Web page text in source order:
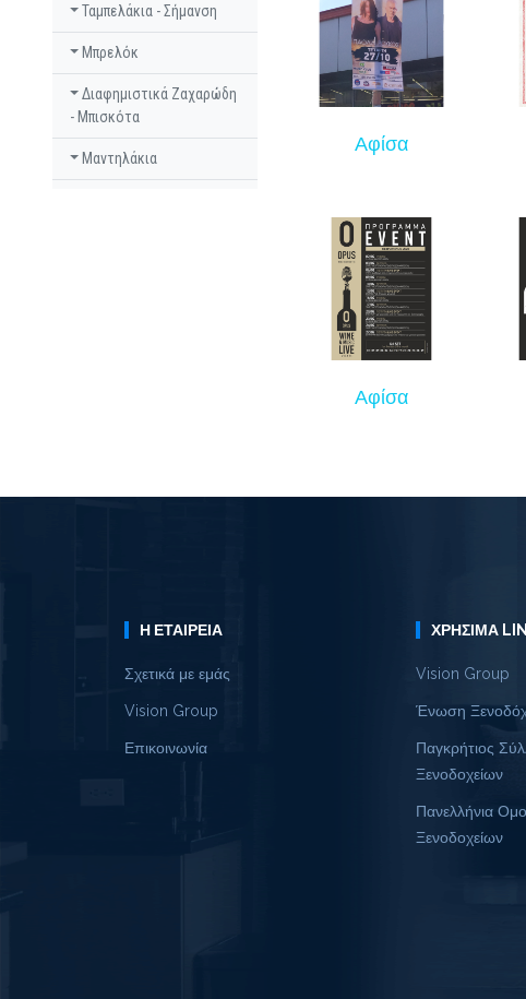
Ταμπελάκια - Σήμανση
Μπρελόκ
Διαφημιστικά Ζαχαρώδη
- Μπισκότα
Μαντηλάκια
Αφίσα
Αφίσα
Η ΕΤΑΙΡΕΊΑ
Σχετικά με εμάς
Vision Group
Επικοινωνία
ΧΡΉΣΙΜΑ
Vision Group
Ένωση
Παγκρήτιος
Ξενοδοχείων
Πανελλήνια
Ξενοδοχείων